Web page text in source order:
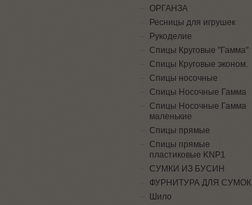
ОРГАНЗА
Ресницы для игрушек
Рукоделие
Спицы Круговые "Гамма"
Спицы Круговые эконом.
Спицы носочные
Спицы Носочные Гамма
Спицы Носочные Гамма
маленькие
Спицы прямые
Спицы прямые
пластиковые KNP1
СУМКИ ИЗ БУСИН
ФУРНИТУРА ДЛЯ СУМОК
Шило